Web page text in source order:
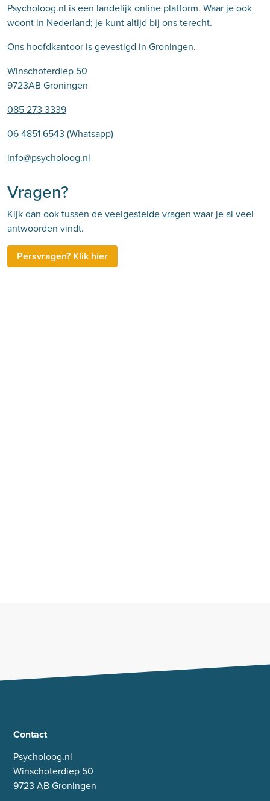
Psycholoog.nl is een landelijk online platform. Waar je ook
woont in Nederland; je kunt altijd bij ons terecht.
Ons hoofdkantoor is gevestigd in Groningen.
Winschoterdiep 50
9723AB Groningen
085 273 3339
06 4851 6543 (Whatsapp)
info@psycholoog.nl
Vragen?
Kijk dan ook tussen deveelgestelde vragen waar je al veel
antwoorden vindt.
Persvragen? Klik hier
Contact
Psycholoog.nl
Winschoterdiep 50
9723 AB Groningen